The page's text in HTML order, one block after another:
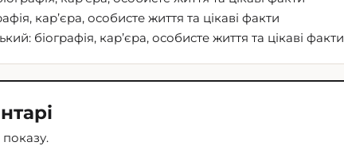
кар’єра, особисте життя та цікаві факти
біографія, кар’єра, особисте життя та цікаві факти